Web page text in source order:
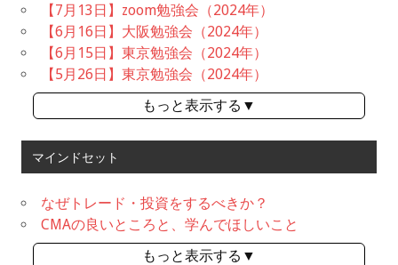
【7月13日】zoom勉強会（2024年）
【6月16日】大阪勉強会（2024年）
【6月15日】東京勉強会（2024年）
【5月26日】東京勉強会（2024年）
もっと表示する▼
マインドセット
なぜトレード・投資をするべきか？
CMAの良いところと、学んでほしいこと
もっと表示する▼